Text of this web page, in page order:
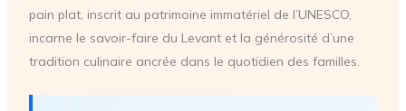
pain plat, inscrit au patrimoine immatériel de l’UNESCO,
incarne le savoir-faire du Levant et la générosité d’une
tradition culinaire ancrée dans le quotidien des familles.